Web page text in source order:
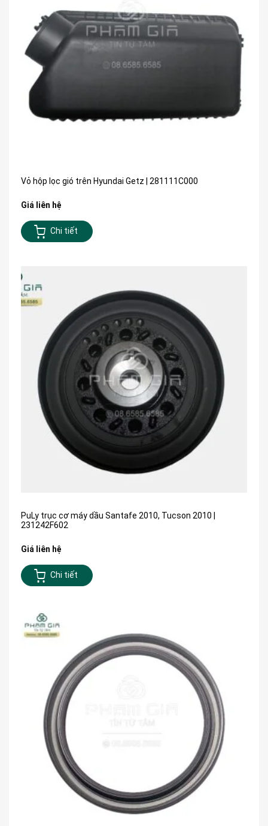
Vỏ hộp lọc gió trên Hyundai Getz | 281111C000
Giá liên hệ
Chi tiết
PuLy trục cơ máy dầu Santafe 2010, Tucson 2010 |
231242F602
Giá liên hệ
Chi tiết